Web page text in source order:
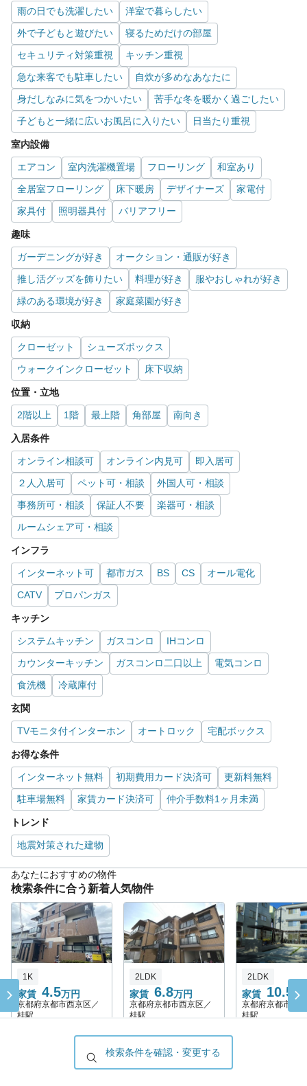
検索条件を確認・変更する
雨の日でも洗濯したい
洋室で暮らしたい
外で子どもと遊びたい
寝るためだけの部屋
セキュリティ対策重視
キッチン重視
急な来客でも駐車したい
自炊が多めなあなたに
身だしなみに気をつかいたい
苦手な冬を暖かく過ごしたい
子どもと一緒に広いお風呂に入りたい
日当たり重視
室内設備
エアコン 室内洗濯機置場 フローリング
和室あり
全居室フローリング
床下暖房 デザイナーズ
家電付
家具付
照明器具付 バリアフリー
趣味
ガーデニングが好き
オークション・通販が好き
推し活グッズを飾りたい
料理が好き
服やおしゃれが好き
緑のある環境が好き
家庭菜園が好き
収納
クローゼット
シューズボックス
ウォークインクローゼット
床下収納
位置・立地
2階以上 1階 最上階 角部屋 南向き
入居条件
オンライン相談可 オンライン内見可
即入居可
２人入居可
ペット可・相談
外国人可・相談
事務所可・相談
保証人不要
楽器可・相談
ルームシェア可・相談
インフラ
インターネット可 都市ガス BS CS
オール電化
CATV
プロパンガス
キッチン
システムキッチン ガスコンロ
IHコンロ
カウンターキッチン
ガスコンロ二口以上
電気コンロ
食洗機
冷蔵庫付
玄関
TVモニタ付インターホン オートロック 宅配ボックス
お得な条件
インターネット無料 初期費用カード決済可
更新料無料
駐車場無料
家賃カード決済可 仲介手数料1ヶ月未満
トレンド
地震対策された建物
あなたにおすすめの物件
検索条件に合う新着人気物件
1K
家賃 4.5万円
京都府京都市西京区／
桂駅
2LDK
家賃 6.8万円
京都府京都市西京区／
桂駅
2LDK
家賃 10.5 万
京都府京都市西
桂駅